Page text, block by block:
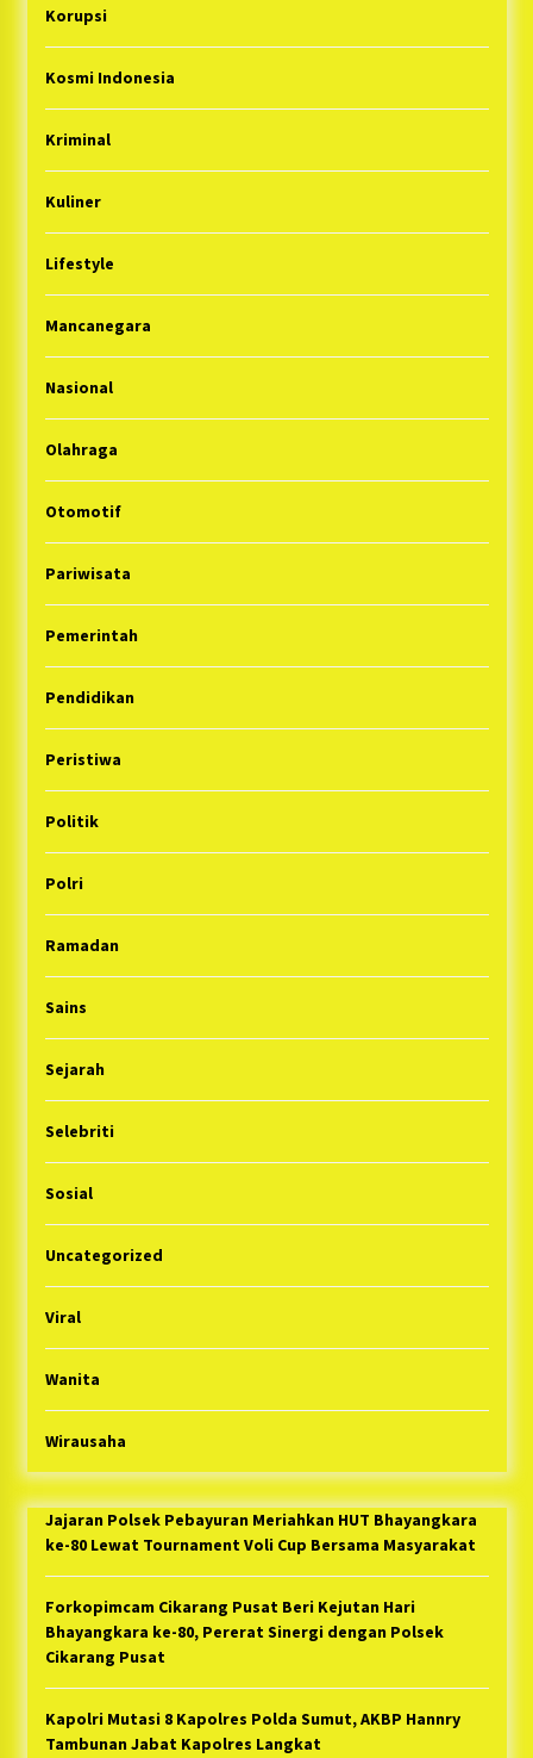
Korupsi
Kosmi Indonesia
Kriminal
Kuliner
Lifestyle
Mancanegara
Nasional
Olahraga
Otomotif
Pariwisata
Pemerintah
Pendidikan
Peristiwa
Politik
Polri
Ramadan
Sains
Sejarah
Selebriti
Sosial
Uncategorized
Viral
Wanita
Wirausaha
Jajaran Polsek Pebayuran Meriahkan HUT Bhayangkara
ke-80 Lewat Tournament Voli Cup Bersama Masyarakat
Forkopimcam Cikarang Pusat Beri Kejutan Hari
Bhayangkara ke-80, Pererat Sinergi dengan Polsek
Cikarang Pusat
Kapolri Mutasi 8 Kapolres Polda Sumut, AKBP Hannry
Tambunan Jabat Kapolres Langkat